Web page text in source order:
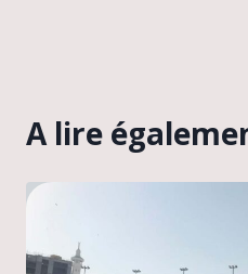
A lire